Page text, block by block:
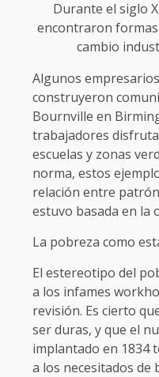
Durante el siglo
encontraron
cambio
Algunos
construyeron
Bournville en
trabajadores
escuelas y zonas
norma, estos
relación entre
estuvo basada en la
La pobreza como
El estereotipo del
a los infames
revisión. Es cierto
ser duras, y que el
implantado en 1834
a los necesitados de